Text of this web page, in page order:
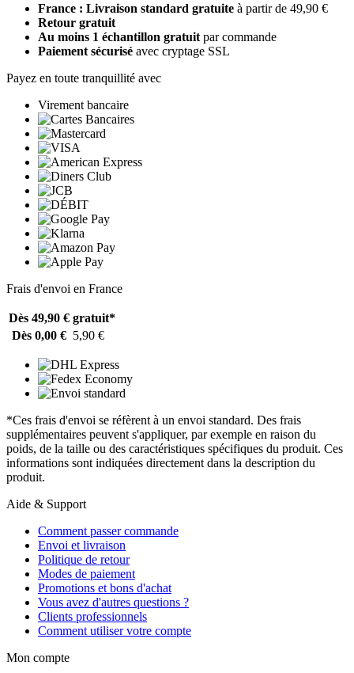
France : Livraison standard gratuite à partir de 49,90 €
Retour gratuit
Au moins 1 échantillon gratuit par commande
Paiement sécurisé avec cryptage SSL
Payez en toute tranquillité avec
Virement bancaire
Frais d'envoi en France
Dès 49,90 € gratuit*
Dès 0,00 € 5,90 €
*Ces frais d'envoi se réfèrent à un envoi standard. Des frais
supplémentaires peuvent s'appliquer, par exemple en raison du
poids, de la taille ou des caractéristiques spécifiques du produit. Ces
informations sont indiquées directement dans la description du
produit.
Aide & Support
Comment passer commande
Envoi et livraison
Politique de retour
Modes de paiement
Promotions et bons d'achat
Vous avez d'autres questions ?
Clients professionnels
Comment utiliser votre compte
Mon compte